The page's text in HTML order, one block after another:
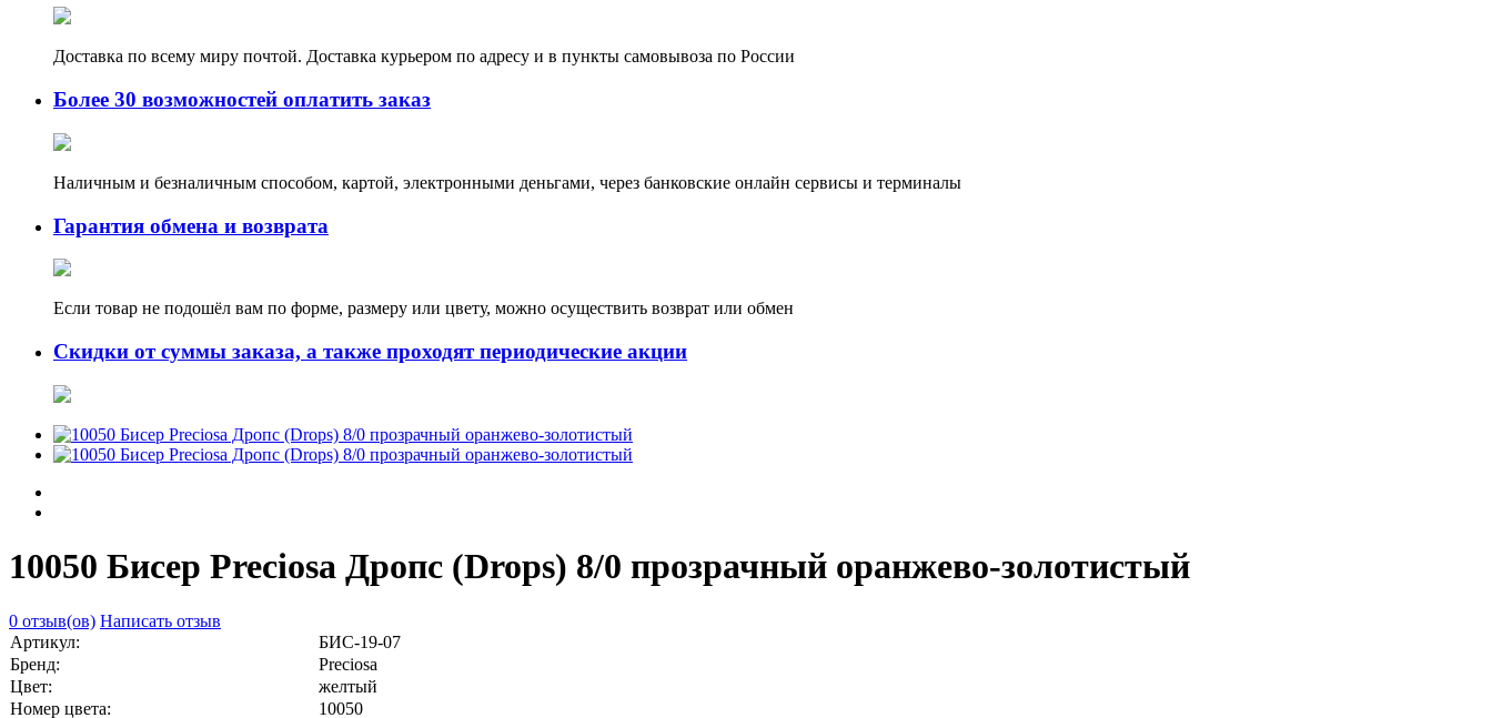
Доставка по всему миру почтой. Доставка курьером по адресу и в пункты самовывоза по России
Более 30 возможностей оплатить заказ
Наличным и безналичным способом, картой, электронными деньгами, через банковские онлайн сервисы и терминалы
Гарантия обмена и возврата
Если товар не подошёл вам по форме, размеру или цвету, можно осуществить возврат или обмен
Скидки от суммы заказа, а также проходят периодические акции
10050 Бисер Preciosa Дропс (Drops) 8/0 прозрачный оранжево-золотистый
0 отзыв(ов) Написать отзыв
Артикул:
БИС-19-07
Бренд:
Preciosa
Цвет:
желтый
Номер цвета:
10050